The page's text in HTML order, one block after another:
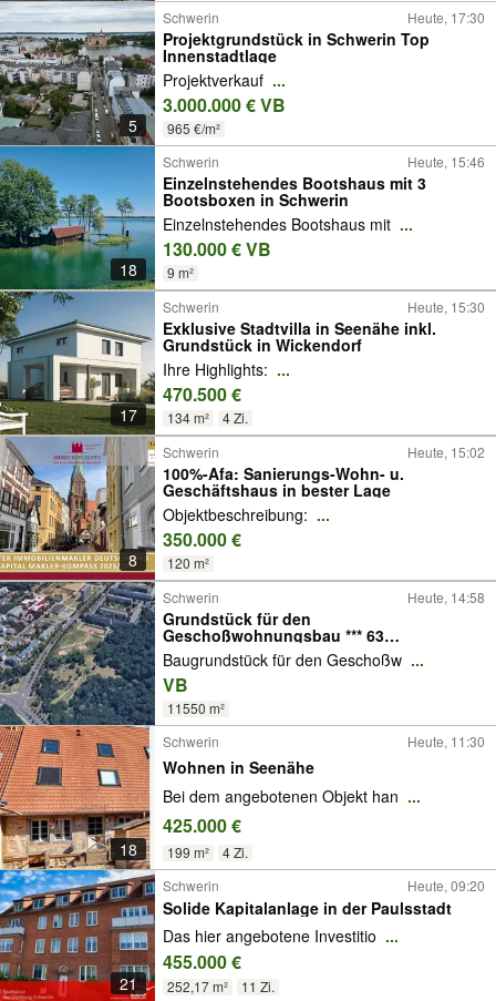
5
Schwerin Heute, 17:30
Projektgrundstück in Schwerin Top
Innenstadtlage
Projektverkauf ...
3.000.000 € VB
965 €/m²
18
Schwerin Heute, 15:46
Einzelnstehendes Bootshaus mit 3
Bootsboxen in Schwerin
Einzelnstehendes Bootshaus mit ...
130.000 € VB
9 m²
17
Schwerin Heute, 15:30
Exklusive Stadtvilla in Seenähe inkl.
Grundstück in Wickendorf
Ihre Highlights: ...
470.500 €
134 m² 4 Zi.
8
Schwerin Heute, 15:02
100%-Afa: Sanierungs-Wohn- u.
Geschäftshaus in bester Lage
Objektbeschreibung: ...
350.000 €
120 m²
Schwerin
Heute, 14:58
Grundstück für den
Geschoßwohnungsbau *** 63
Wohneinheiten ***
Baugrundstück für den Geschoßw ...
VB
11550 m²
18
Schwerin Heute, 11:30
Wohnen in Seenähe
Bei dem angebotenen Objekt han ...
425.000 €
199 m² 4 Zi.
21
Schwerin Heute, 09:20
Solide Kapitalanlage in der Paulsstadt
Das hier angebotene Investitio ...
455.000 €
252,17 m² 11 Zi.